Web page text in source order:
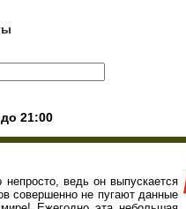
21:00
ведь он выпускается
совершенно не пугают данные